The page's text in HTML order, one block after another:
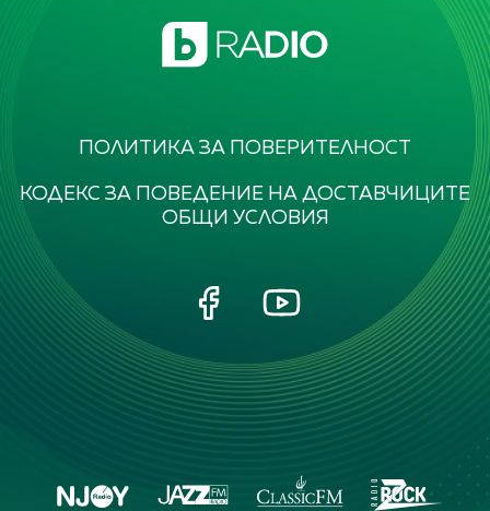
ПОЛИТИКА ЗА ПОВЕРИТЕЛНОСТ
КОДЕКС ЗА ПОВЕДЕНИЕ НА ДОСТАВЧИЦИТЕ
ОБЩИ УСЛОВИЯ